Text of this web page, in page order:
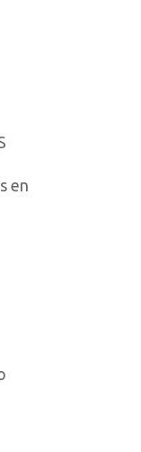
en